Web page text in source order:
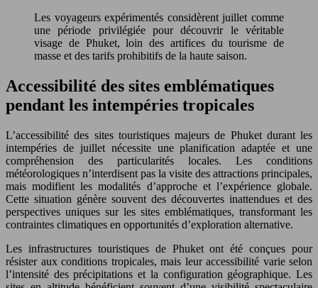
Les voyageurs expérimentés considèrent juillet comme
une période privilégiée pour découvrir le véritable
visage de Phuket, loin des artifices du tourisme de
masse et des tarifs prohibitifs de la haute saison.
Accessibilité des sites emblématiques
pendant les intempéries tropicales
L’accessibilité des sites touristiques majeurs de Phuket durant les
intempéries de juillet nécessite une planification adaptée et une
compréhension des particularités locales. Les conditions
météorologiques n’interdisent pas la visite des attractions principales,
mais modifient les modalités d’approche et l’expérience globale.
Cette situation génère souvent des découvertes inattendues et des
perspectives uniques sur les sites emblématiques, transformant les
contraintes climatiques en opportunités d’exploration alternative.
Les infrastructures touristiques de Phuket ont été conçues pour
résister aux conditions tropicales, mais leur accessibilité varie selon
l’intensité des précipitations et la configuration géographique. Les